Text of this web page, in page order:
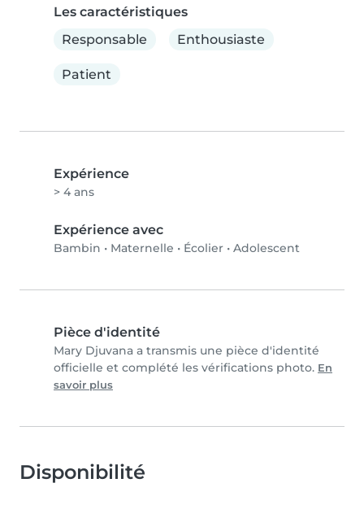
Les caractéristiques
Responsable
Enthousiaste
Patient
Expérience
> 4 ans
Expérience avec
Bambin • Maternelle • Écolier • Adolescent
Pièce d'identité
Mary Djuvana a transmis une pièce d'identité
officielle et complété les vérifications photo. En
savoir plus
Disponibilité